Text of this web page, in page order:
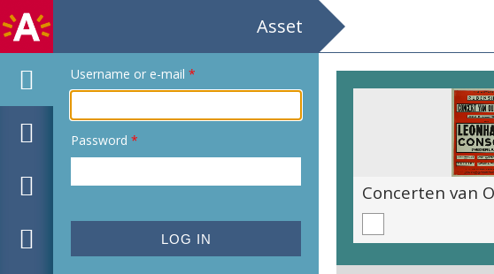
Asset
Username or e-mail *
Password *
Concerten van Oude Muziek / 1961, Februari / Johannes Ockeghem / Gezelschap / Solisten: Karel R.Druwe, Thérèse Prove, Alice Weyns, Stella Dalberg, / Sylvain Deruwe, Herman Bronselaer.